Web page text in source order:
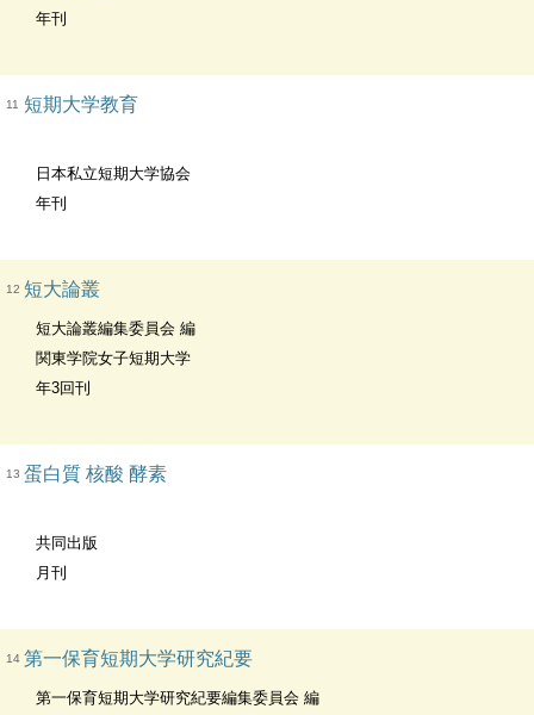
年刊
11 短期大学教育
日本私立短期大学協会
年刊
12 短大論叢
短大論叢編集委員会 編
関東学院女子短期大学
年3回刊
13 蛋白質 核酸 酵素
共同出版
月刊
14 第一保育短期大学研究紀要
第一保育短期大学研究紀要編集委員会 編